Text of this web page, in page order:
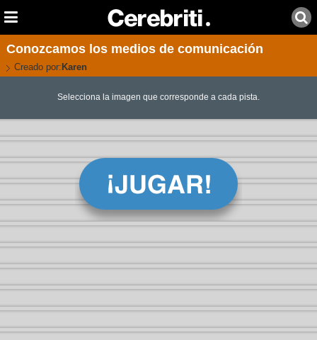
Conozcamos los medios de comunicación
Creado por: Karen
Selecciona la imagen que corresponde a cada pista.